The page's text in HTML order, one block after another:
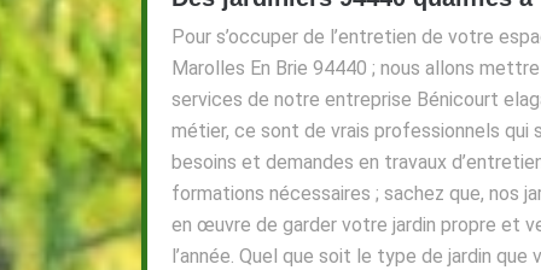
Pour s’occuper de l’entretien de votre
Marolles En Brie 94440 ; nous allons
services de notre entreprise Bénicourt
métier, ce sont de vrais professionnels qui
besoins et demandes en travaux
formations nécessaires ; sachez que, nos
en œuvre de garder votre jardin propre et
l’année. Quel que soit le type de jardin que